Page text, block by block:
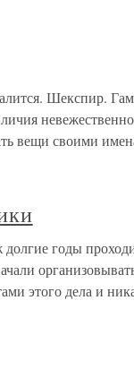
Шекспир.
вещи своими
годы
этого дела и